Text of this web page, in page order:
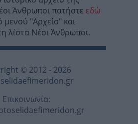
Άνθρωποι πατήστε εδώ
"Αρχείο" και
λίστα Νέοι Άνθρωποι.
© 2012 - 2026
Επικοινωνία: